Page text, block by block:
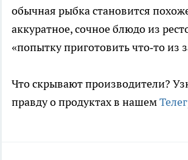
обычная рыбка становится
аккуратное, сочное блюдо из
«попытку приготовить что‑то из
Что скрывают производители?
правду о продуктах в нашем